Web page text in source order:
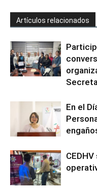
Artículos relacionados
En el